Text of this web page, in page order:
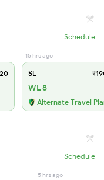
Schedule
15 hrs ago
SL
WL 8
Alternate Travel
Schedule
5 hrs ago